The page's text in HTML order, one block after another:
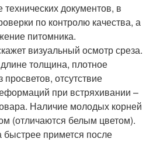
документов, в
по контролю качества, а
питомника.
визуальный осмотр среза.
толщина, плотное
отсутствие
при встряхивании –
Наличие молодых корней
(отличаются белым цветом).
быстрее примется после